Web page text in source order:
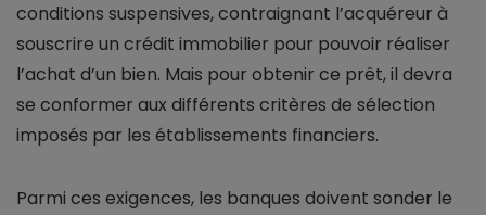
conditions suspensives, contraignant l’acquéreur à
souscrire un crédit immobilier pour pouvoir réaliser
l’achat d’un bien. Mais pour obtenir ce prêt, il devra
se conformer aux différents critères de sélection
imposés par les établissements financiers.
Parmi ces exigences, les banques doivent sonder le